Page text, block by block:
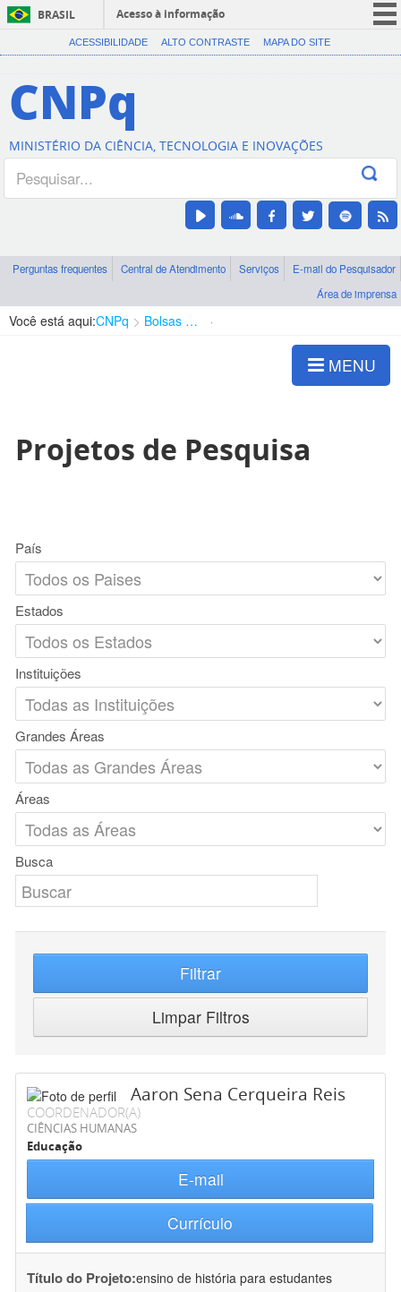
BRASIL
Acesso à informação
CORONAVÍRUS (COVID-19)
Canais
ACESSIBILIDADE ALTO CONTRASTE MAPA DO SITE
CNPq
MINISTÉRIO DA CIÊNCIA, TECNOLOGIA E INOVAÇÕES
Perguntas frequentes Central de Atendimento Serviços
E-mail do Pesquisador
Área de imprensa
Você está aqui:CNPq Bolsas e Auxílios Vigentes
MENU
Projetos de Pesquisa
País
Estados
Instituições
Grandes Áreas
Áreas
Busca
Filtrar
Limpar Filtros
Aaron Sena Cerqueira Reis
COORDENADOR(A)
CIÊNCIAS HUMANAS
Educação
E-mail
Currículo
Título do Projeto:ensino de história para estudantes